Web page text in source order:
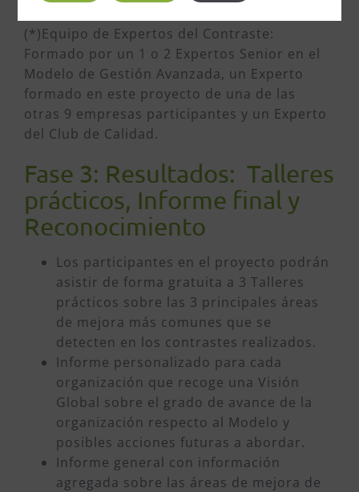
(*)Equipo de Expertos del Contraste:
Formado por un 1 o 2 Expertos Senior en el
Modelo de Gestión Avanzada, un Experto
formado en este proyecto de una de las
otras 9 empresas participantes y un Experto
del Club de Calidad.
Fase 3: Resultados: Talleres
prácticos, Informe final y
Reconocimiento
Los participantes en el proyecto podrán
asistir de forma gratuita a 3 Talleres
prácticos sobre las 3 principales áreas
de mejora más comunes que se
detecten en los contrastes realizados.
Informe personalizado para cada
organización que recoge una Visión
Global sobre el grado de avance de la
organización respecto al Modelo y
posibles acciones futuras a abordar.
Informe general con información
agregada sobre las áreas de mejora de